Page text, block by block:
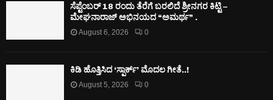
ಸೆಪ್ಟೆಂಬರ್ 18 ರಂದು ತೆರೆಗೆ ಬರಲಿದೆ ಶ್ರೀನಗರ ಕಿಟ್ಟಿ –
ಮೇಘನಾರಾಜ್ ಅಭಿನಯದ “ಅಮರ್ಥ” .
August 6, 2026 0
ಕಿಡಿ‌‌ ಹೊತ್ತಿಸಿದ ‘ಸ್ಪಾರ್ಕ್’ ಮೊದಲ‌ ಗೀತೆ..!
August 5, 2026 0